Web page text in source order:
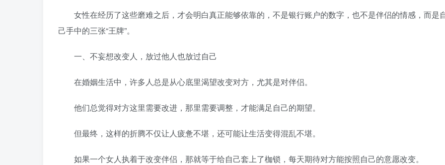
女性在经历了这些磨难之后，才会明白真正能够依靠的，不是银行账户的数字，也不是伴侣的情感，而是
己手中的三张“王牌”。
一、不妄想改变人，放过他人也放过自己
在婚姻生活中，许多人总是从心底里渴望改变对方，尤其是对伴侣。
他们总觉得对方这里需要改进，那里需要调整，才能满足自己的期望。
但最终，这样的折腾不仅让人疲惫不堪，还可能让生活变得混乱不堪。
如果一个女人执着于改变伴侣，那就等于给自己套上了枷锁，每天期待对方能按照自己的意愿改变。